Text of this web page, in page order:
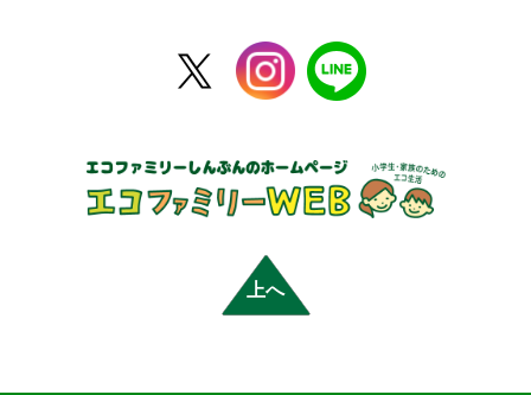
instagram
上へ